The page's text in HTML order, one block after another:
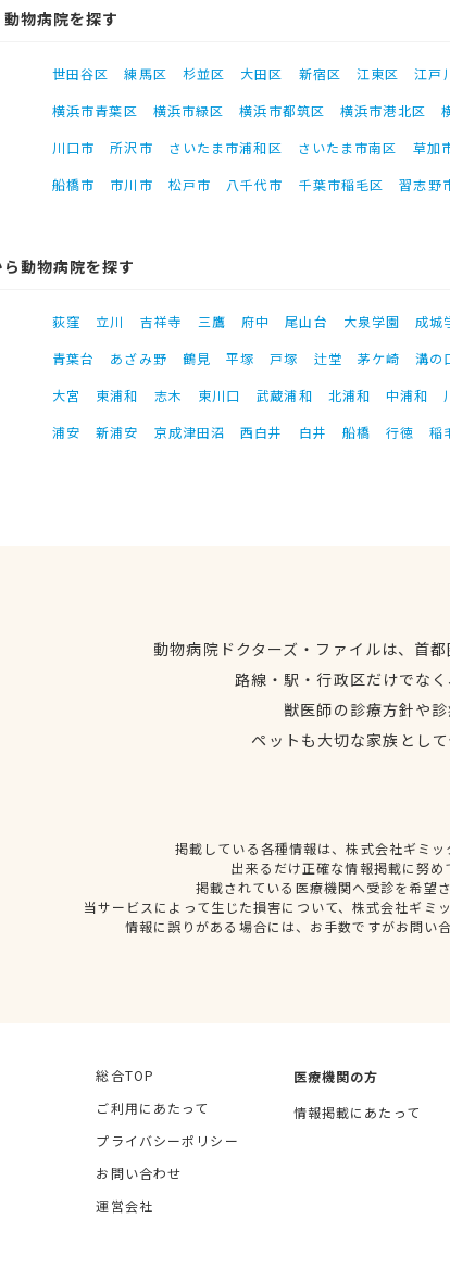
物病院を探す
世田谷区 練馬区 杉並区 大田区 新宿区 江東区 江戸
横浜市青葉区 横浜市緑区 横浜市都筑区 横浜市港北区
川口市 所沢市 さいたま市浦和区 さいたま市南区 草加
船橋市 市川市 松戸市 八千代市 千葉市稲毛区 習志野
動物病院を探す
荻窪 立川 吉祥寺 三鷹 府中 尾山台 大泉学園 成城
青葉台 あざみ野 鶴見 平塚 戸塚 辻堂 茅ケ崎
溝の
大宮 東浦和 志木 東川口 武蔵浦和 北浦和 中浦和
浦安 新浦安 京成津田沼 西白井 白井 船橋 行徳 稲
動物病院ドクターズ・ファイルは、首
路線・駅・行政区だけでな
獣医師の診療方針や
ペットも大切な家族とし
掲載している各種情報は、株式会社ギミ
出来るだけ正確な情報掲載に努
掲載されている医療機関へ受診を希望
当サービスによって生じた損害について、株式会社ギ
情報に誤りがある場合には、お手数ですがお問い
総合TOP
ご利用にあたって
プライバシーポリシー
お問い合わせ
運営会社
医療機関の方
情報掲載にあたって